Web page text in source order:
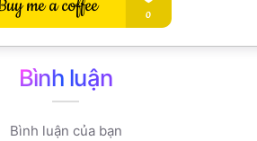
Bình luận
Bình luận của bạn